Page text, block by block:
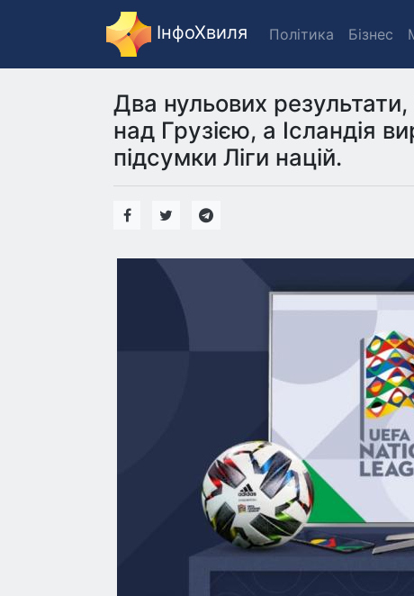
ІнфоХвиля Політика Бізнес
Два нульових
над Грузією, а Ісландія
підсумки Ліги націй.